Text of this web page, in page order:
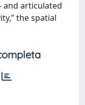
and articulated
the spatial